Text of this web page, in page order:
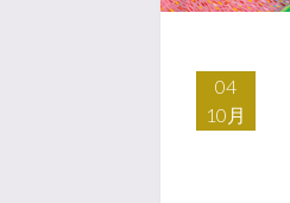
04
10月